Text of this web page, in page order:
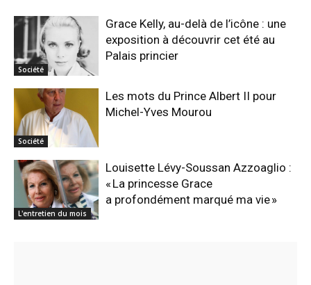
Société
Grace Kelly, au-delà de l’icône : une
exposition à découvrir cet été au
Palais princier
Société
Les mots du Prince Albert II pour
Michel-Yves Mourou
L'entretien du mois
Louisette Lévy-Soussan Azzoaglio :
« La princesse Grace
a profondément marqué ma vie »